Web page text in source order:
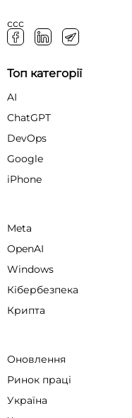
ссс
Топ категорії
AI
ChatGPT
DevOps
Google
iPhone
Meta
OpenAI
Windows
Кібербезпека
Крипта
Оновлення
Ринок праці
Україна